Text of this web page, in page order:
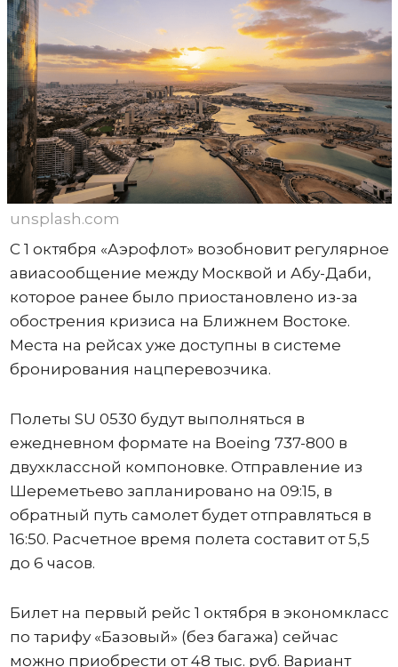
unsplash.com
С 1 октября «Аэрофлот» возобновит регулярное
авиасообщение между Москвой и Абу-Даби,
которое ранее было приостановлено из-за
обострения кризиса на Ближнем Востоке.
Места на рейсах уже доступны в системе
бронирования нацперевозчика.
Полеты SU 0530 будут выполняться в
ежедневном формате на Boeing 737-800 в
двухклассной компоновке. Отправление из
Шереметьево запланировано на 09:15, в
обратный путь самолет будет отправляться в
16:50. Расчетное время полета составит от 5,5
до 6 часов.
Билет на первый рейс 1 октября в экономкласс
по тарифу «Базовый» (без багажа) сейчас
можно приобрести от 48 тыс. руб. Вариант